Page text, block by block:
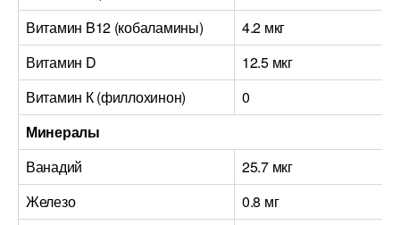
Витамин B12 (кобаламины)
4.2 мкг
Витамин D
12.5 мкг
Витамин К (филлохинон)
0
Минералы
Ванадий
25.7 мкг
Железо
0.8 мг